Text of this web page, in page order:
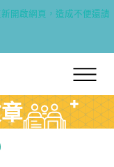
開啟網頁，造成不便還請